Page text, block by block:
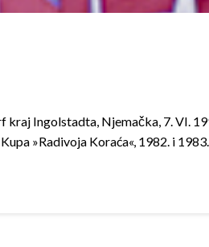
Ingolstadta, Njemačka, 7. VI.
»Radivoja Koraća«, 1982. i